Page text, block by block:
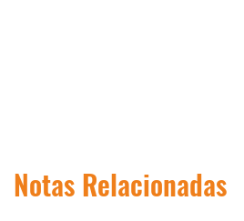
Notas Relacionadas